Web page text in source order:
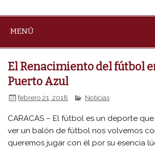
MENÚ
El Renacimiento del fútbol
Puerto Azul
febrero 21, 2018 Noticias
CARACAS – El fútbol es un deporte
ver un balón de fútbol nos volvemos
queremos jugar con él por su esencia